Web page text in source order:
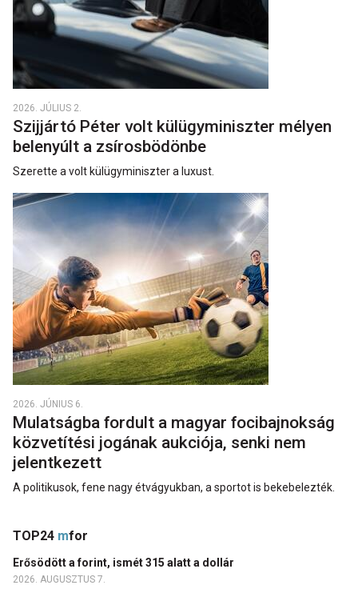
2026. JÚLIUS 2.
Szijjártó Péter volt külügyminiszter mélyen
belenyúlt a zsírosbödönbe
Szerette a volt külügyminiszter a luxust.
2026. JÚNIUS 6.
Mulatságba fordult a magyar focibajnokság
közvetítési jogának aukciója, senki nem
jelentkezett
A politikusok, fene nagy étvágyukban, a sportot is bekebelezték.
TOP24 mfor
Erősödött a forint, ismét 315 alatt a dollár
2026. AUGUSZTUS 7.